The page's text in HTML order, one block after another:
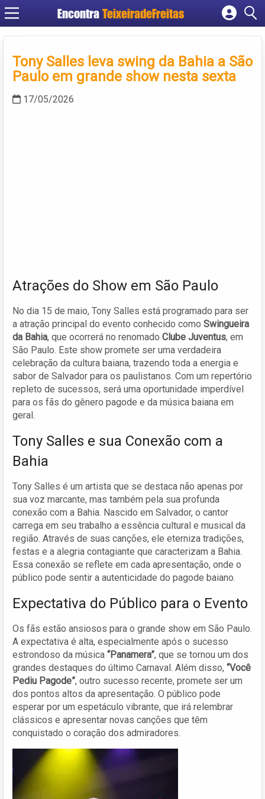
Encontra TeixeiradeFreitas
Cadastrar empresa
Criar conta
Tony Salles leva swing da Bahia a São
Paulo em grande show nesta sexta
17/05/2026
Atrações do Show em São Paulo
No dia 15 de maio, Tony Salles está programado para ser
a atração principal do evento conhecido como Swingueira
da Bahia, que ocorrerá no renomado Clube Juventus, em
São Paulo. Este show promete ser uma verdadeira
celebração da cultura baiana, trazendo toda a energia e
sabor de Salvador para os paulistanos. Com um repertório
repleto de sucessos, será uma oportunidade imperdível
para os fãs do gênero pagode e da música baiana em
geral.
Tony Salles e sua Conexão com a
Bahia
Tony Salles é um artista que se destaca não apenas por
sua voz marcante, mas também pela sua profunda
conexão com a Bahia. Nascido em Salvador, o cantor
carrega em seu trabalho a essência cultural e musical da
região. Através de suas canções, ele eterniza tradições,
festas e a alegria contagiante que caracterizam a Bahia.
Essa conexão se reflete em cada apresentação, onde o
público pode sentir a autenticidade do pagode baiano.
Expectativa do Público para o Evento
Os fãs estão ansiosos para o grande show em São Paulo.
A expectativa é alta, especialmente após o sucesso
estrondoso da música “Panamera”, que se tornou um dos
grandes destaques do último Carnaval. Além disso, “Você
Pediu Pagode”, outro sucesso recente, promete ser um
dos pontos altos da apresentação. O público pode
esperar por um espetáculo vibrante, que irá relembrar
clássicos e apresentar novas canções que têm
conquistado o coração dos admiradores.